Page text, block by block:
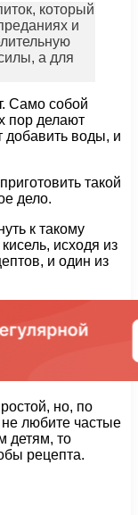
который
и
а для
Само собой
пор делают
добавить воды, и
такой
дело.
к такому
исходя из
и один из
но, по
любите частые
детям, то
рецепта.